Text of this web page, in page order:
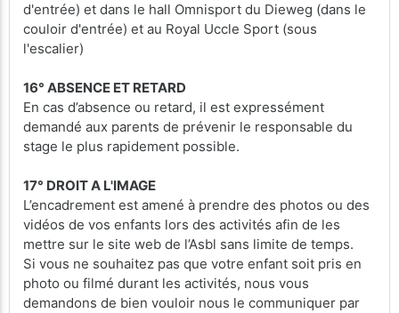
d'entrée) et dans le hall Omnisport du Dieweg (dans le
couloir d'entrée) et au Royal Uccle Sport (sous
l'escalier)
16° ABSENCE ET RETARD
En cas d’absence ou retard, il est expressément
demandé aux parents de prévenir le responsable du
stage le plus rapidement possible.
17° DROIT A L'IMAGE
L’encadrement est amené à prendre des photos ou des
vidéos de vos enfants lors des activités afin de les
mettre sur le site web de l’Asbl sans limite de temps.
Si vous ne souhaitez pas que votre enfant soit pris en
photo ou filmé durant les activités, nous vous
demandons de bien vouloir nous le communiquer par